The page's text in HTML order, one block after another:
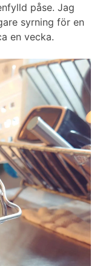
påse. Jag
syrning för en
en vecka.